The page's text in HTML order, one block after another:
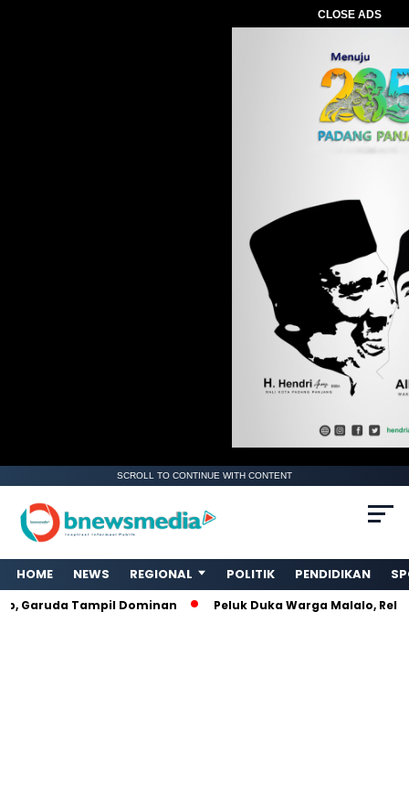
CLOSE ADS
SCROLL TO CONTINUE WITH CONTENT
HOME NEWS REGIONAL POLITIK PENDIDIKAN
Tampil Dominan Peluk Duka Warga Malalo, Relawan
. Ukuran gambar 480px x 600px